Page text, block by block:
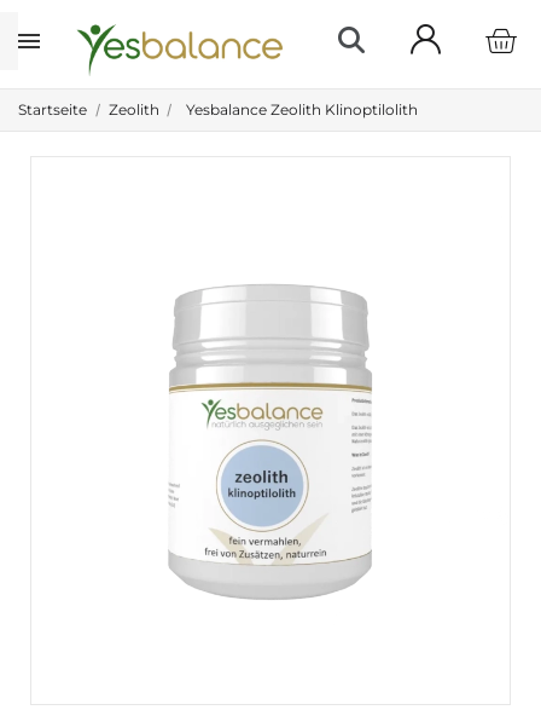
Startseite Zeolith Yesbalance Zeolith Klinoptilolith